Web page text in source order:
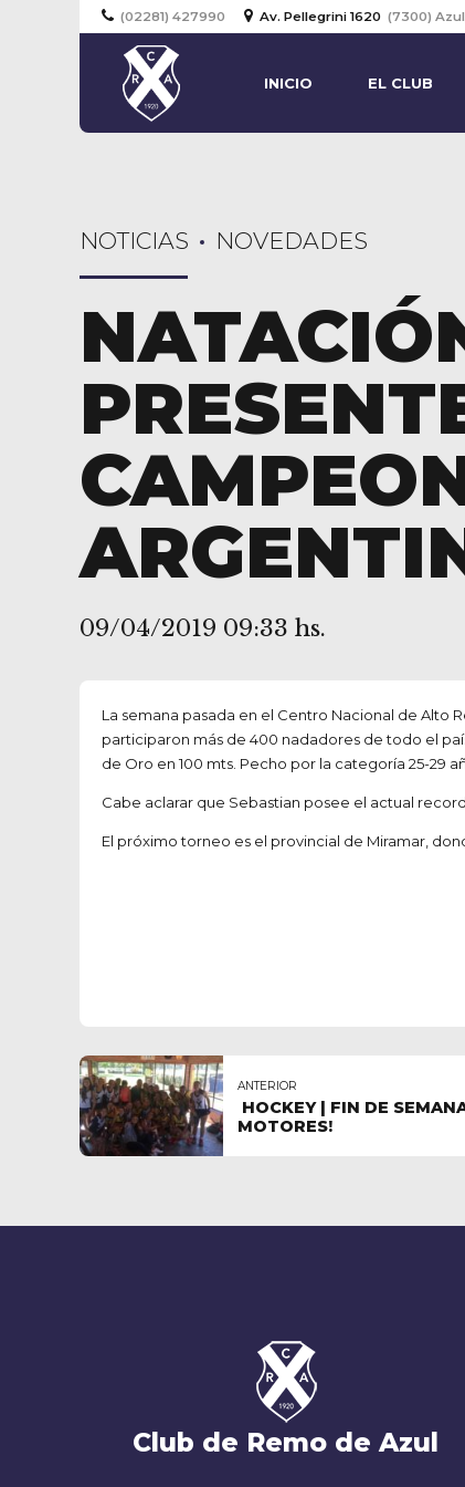
(02281) 427990 Av. Pellegrini 1620 (7300)
INICIO EL CLUB
NOTICIAS NOVEDADES
09/04/2019 09:33 hs.
La semana pasada en el Centro Nacional de Alto
participaron más de 400 nadadores de todo el
de Oro en 100 mts. Pecho por la categoría 25-29
Cabe aclarar que Sebastian posee el actual
El próximo torneo es el provincial de Miramar,
ANTERIOR
HOCKEY | FIN DE
MOTORES!
Club de Remo de Azul